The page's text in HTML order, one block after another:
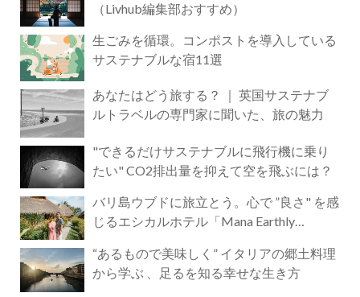
（Livhub編集部おすすめ）
生ごみを循環。コンポストを導入している
サステナブルな宿11選
あなたはどう旅する？ ｜ 英国サステナブ
ルトラベルの専門家に聞いた、旅の魅力
"できるだけサステナブルに飛行機に乗り
たい" CO2排出量を抑えて空を飛ぶには？
バリ島ウブドに旅立とう。心で ”良さ" を感
じるエシカルホテル「Mana Earthly
“あるもので美味しく” イタリアの郷土料理
から学ぶ 、足るを知る幸せな生き方